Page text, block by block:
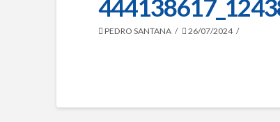
PEDRO SANTANA 26/07/2024